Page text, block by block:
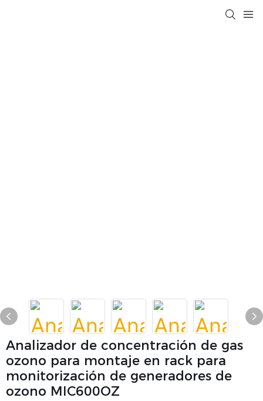
Analizador de concentración de gas
ozono para montaje en rack para
monitorización de generadores de
ozono MIC600OZ